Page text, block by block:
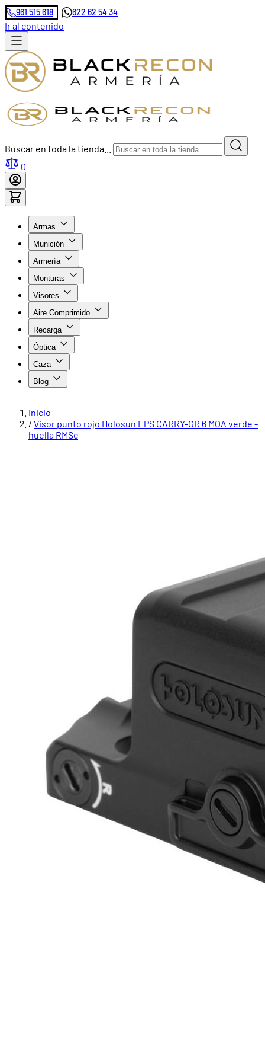
961 515 618 622 62 54 34
Ir al contenido
Buscar en toda la tienda...
0
Armas
Munición
Armería
Monturas
Visores
Aire Comprimido
Recarga
Óptica
Caza
Blog
Inicio
/ Visor punto rojo Holosun EPS CARRY-GR 6 MOA verde -
huella RMSc